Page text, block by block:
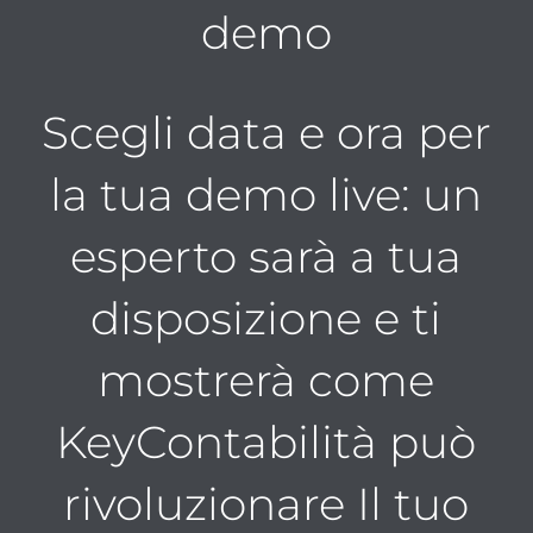
demo
Scegli data e ora per
la tua demo live: un
esperto sarà a tua
disposizione e ti
mostrerà come
KeyContabilità può
rivoluzionare Il tuo